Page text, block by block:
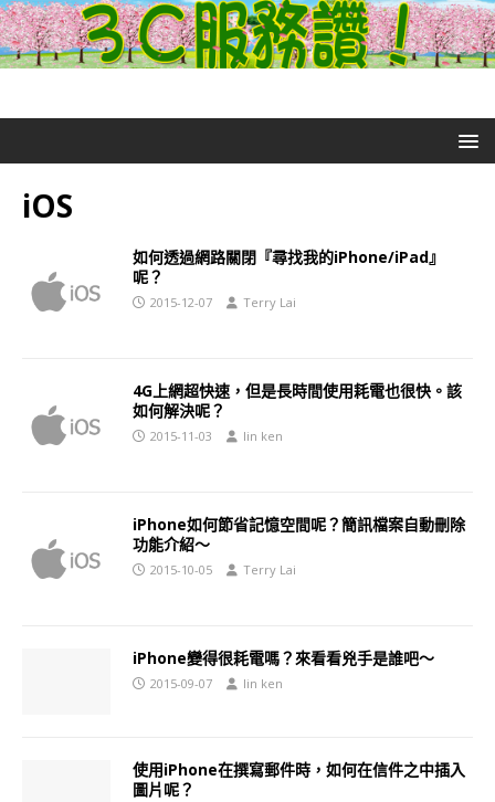
iOS
如何透過網路關閉『尋找我的iPhone/iPad』
呢？
2015-12-07 Terry Lai
4G上網超快速，但是長時間使用耗電也很快。該
如何解決呢？
2015-11-03 lin ken
iPhone如何節省記憶空間呢？簡訊檔案自動刪除
功能介紹～
2015-10-05 Terry Lai
iPhone變得很耗電嗎？來看看兇手是誰吧～
2015-09-07 lin ken
使用iPhone在撰寫郵件時，如何在信件之中插入
圖片呢？